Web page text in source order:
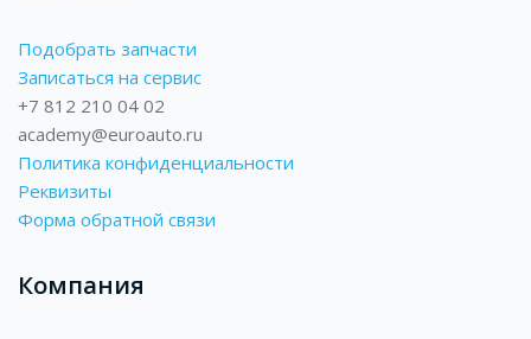
Подобрать запчасти
Записаться на сервис
+7 812 210 04 02
academy@euroauto.ru
Политика конфиденциальности
Реквизиты
Форма обратной связи
Компания